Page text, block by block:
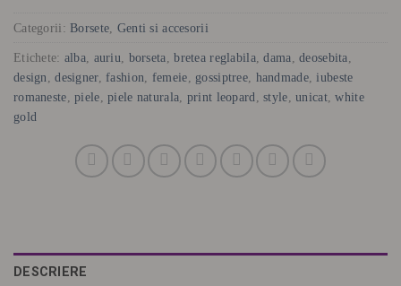
Categorii:Borsete, Genti si accesorii
Etichete: alba, auriu, borseta,bretea reglabila,dama,deosebita,
design,designer,fashion, femeie, gossiptree, handmade,iubeste
romaneste,piele,piele naturala, print leopard,style,unicat,white
gold
DESCRIERE